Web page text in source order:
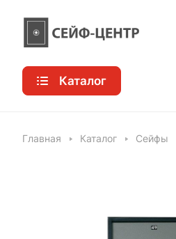
Каталог
Главная Каталог Сейфы